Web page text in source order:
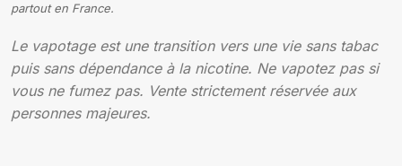
partout en France.
Le vapotage est une transition vers une vie sans tabac
puis sans dépendance à la nicotine. Ne vapotez pas si
vous ne fumez pas. Vente strictement réservée aux
personnes majeures.